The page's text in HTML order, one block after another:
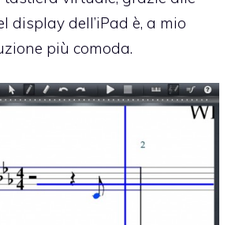
display dell’iPad è, a mio
più comoda.